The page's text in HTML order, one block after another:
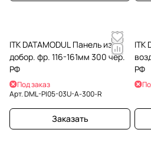
ITK DATAMODUL Панель изол.
добор. фр. 116-161мм 300 чер.
РФ
Под заказ
Арт.DML-PI05-03U-A-300-R
Заказать
ITK
РФ